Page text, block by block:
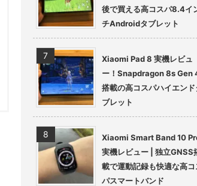
後で買える高コスパ8.4イ
チAndroidタブレット
Xiaomi Pad 8 実機レビュ
ー！Snapdragon 8s Gen
搭載の高コスパハイエンド
ブレット
Xiaomi Smart Band 10
実機レビュー | 独立GNSS
載で運動記録も快適な高コ
パスマートバンド